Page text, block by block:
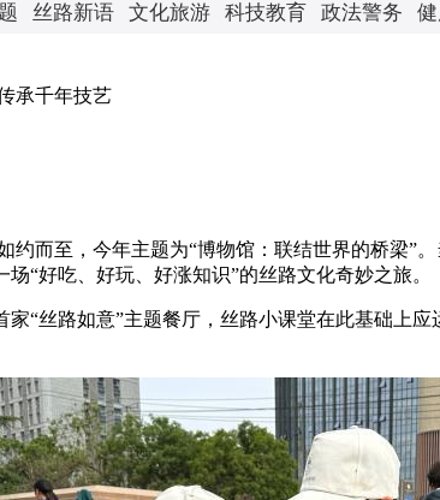
丝路新语 文化旅游 科技教育 政法警务
承千年技艺
而至，今年主题为“博物馆：联结世界的桥梁”
“好吃、好玩、好涨知识”的丝路文化奇妙之旅。
丝路如意”主题餐厅，丝路小课堂在此基础上